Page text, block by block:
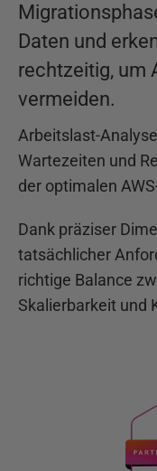
Daten und
rechtzeitig, um
vermeiden.
Arbeitslast-
Wartezeiten und
der optimalen
Dank präziser
tatsächlicher
richtige Balance
Skalierbarkeit und